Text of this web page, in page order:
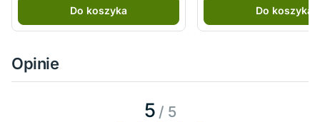
Do koszyka Do koszyka
Opinie
5 / 5